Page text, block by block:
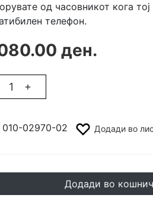
од часовникот кога
телефон.
ден.
+
010-02970-02 Додади во
Додади во